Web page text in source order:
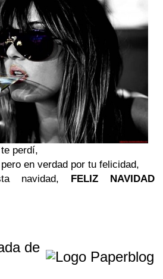
perdí,
en verdad por tu felicidad,
navidad,
FELIZ NAVIDAD
de